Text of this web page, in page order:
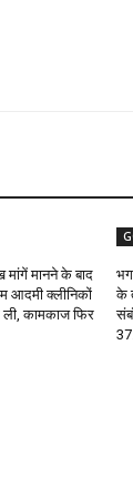
मांगें मानने के बाद
आदमी क्लीनिकों
ली, कामकाज फिर
के